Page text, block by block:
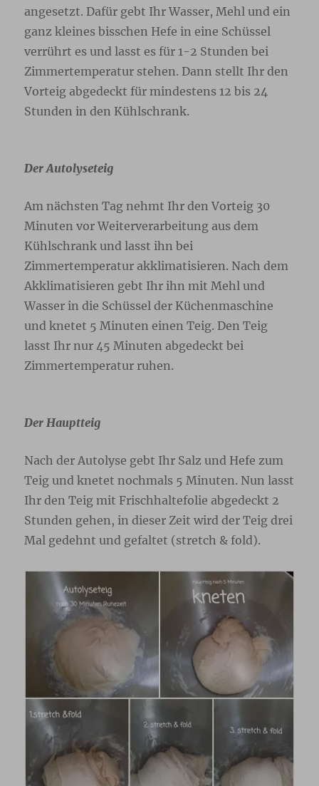
angesetzt. Dafür gebt Ihr Wasser, Mehl und ein
ganz kleines bisschen Hefe in eine Schüssel
verrührt es und lasst es für 1-2 Stunden bei
Zimmertemperatur stehen. Dann stellt Ihr den
Vorteig abgedeckt für mindestens 12 bis 24
Stunden in den Kühlschrank.
Der Autolyseteig
Am nächsten Tag nehmt Ihr den Vorteig 30
Minuten vor Weiterverarbeitung aus dem
Kühlschrank und lasst ihn bei
Zimmertemperatur akklimatisieren. Nach dem
Akklimatisieren gebt Ihr ihn mit Mehl und
Wasser in die Schüssel der Küchenmaschine
und knetet 5 Minuten einen Teig. Den Teig
lasst Ihr nur 45 Minuten abgedeckt bei
Zimmertemperatur ruhen.
Der Hauptteig
Nach der Autolyse gebt Ihr Salz und Hefe zum
Teig und knetet nochmals 5 Minuten. Nun lasst
Ihr den Teig mit Frischhaltefolie abgedeckt 2
Stunden gehen, in dieser Zeit wird der Teig drei
Mal gedehnt und gefaltet (stretch & fold).